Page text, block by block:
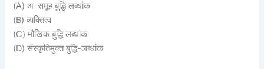
(A) अ-समूह बुद्धि लब्धांक
(B) व्यक्तित्व
(C) मौखिक बुद्धि लब्धांक
(D) संस्कृतिमुक्त बुद्धि-लब्धांक